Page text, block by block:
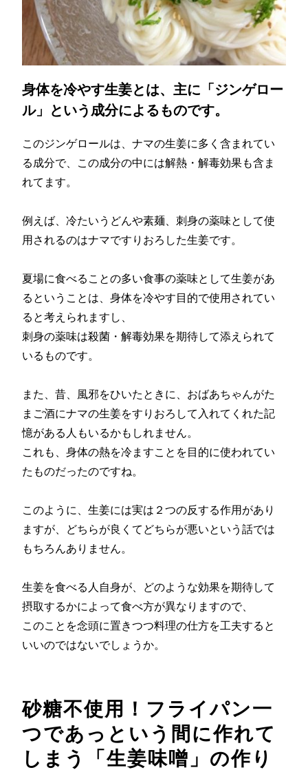
身体を冷やす生姜とは、主に「ジンゲロー
ル」という成分によるものです。
このジンゲロールは、ナマの生姜に多く含まれてい
る成分で、この成分の中には解熱・解毒効果も含ま
れてます。
例えば、冷たいうどんや素麺、刺身の薬味として使
用されるのはナマですりおろした生姜です。
夏場に食べることの多い食事の薬味として生姜があ
るということは、身体を冷やす目的で使用されてい
ると考えられますし、
刺身の薬味は殺菌・解毒効果を期待して添えられて
いるものです。
また、昔、風邪をひいたときに、おばあちゃんがた
まご酒にナマの生姜をすりおろして入れてくれた記
憶がある人もいるかもしれません。
これも、身体の熱を冷ますことを目的に使われてい
たものだったのですね。
このように、生姜には実は２つの反する作用があり
ますが、どちらが良くてどちらが悪いという話では
もちろんありません。
生姜を食べる人自身が、どのような効果を期待して
摂取するかによって食べ方が異なりますので、
このことを念頭に置きつつ料理の仕方を工夫すると
いいのではないでしょうか。
砂糖不使用！フライパン一
つであっという間に作れて
しまう「生姜味噌」の作り